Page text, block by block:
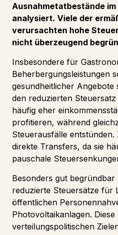
Ausnahmetatbestände
analysiert. Viele der
verursachten hohe
nicht überzeugend
Insbesondere für
Beherbergungsleistungen
gesundheitlicher Angebote
den reduzierten
häufig eher
profitieren, während
Steuerausfälle
direkte Transfers, da sie
pauschale
Besonders gut begründbar
reduzierte Steuersätze für
öffentlichen
Photovoltaikanlagen.
verteilungspolitischen